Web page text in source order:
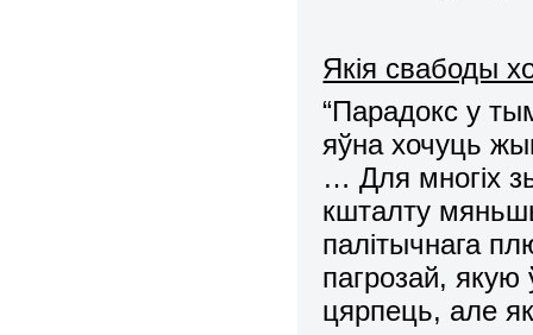
Якія свабоды
“Парадокс у
яўна хочуць
… Для многіх
кшталту
палітычнага
пагрозай,
цярпець, але